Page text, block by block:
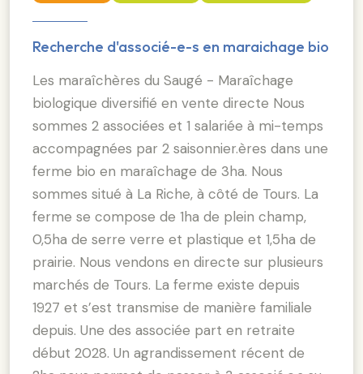
Recherche d'associé-e-s en maraichage bio
Les maraîchères du Saugé - Maraîchage
biologique diversifié en vente directe Nous
sommes 2 associées et 1 salariée à mi-temps
accompagnées par 2 saisonnier.ères dans une
ferme bio en maraîchage de 3ha. Nous
sommes situé à La Riche, à côté de Tours. La
ferme se compose de 1ha de plein champ,
0,5ha de serre verre et plastique et 1,5ha de
prairie. Nous vendons en directe sur plusieurs
marchés de Tours. La ferme existe depuis
1927 et s’est transmise de manière familiale
depuis. Une des associée part en retraite
début 2028. Un agrandissement récent de